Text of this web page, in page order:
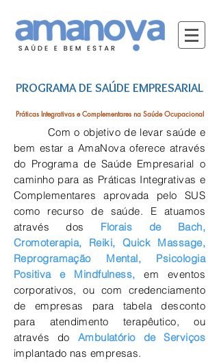
PROGRAMA DE SAÚDE EMPRESARIAL
Práticas Integrativas e Complementares na Saúde Ocupacional
Com o objetivo de levar saúde e
bem estar a AmaNova oferece através
do Programa de Saúde Empresarial o
caminho para as Práticas Integrativas e
Complementares aprovada pelo SUS
como recurso de saúde. E atuamos
através dos Florais de Bach,
Cromoterapia, Reiki, Quick Massage,
Reprogramação Mental, Psicologia
Positivae Mindfulness, em eventos
corporativos, ou com credenciamento
de empresas para tabela desconto
para atendimento terapêutico, ou
através do Ambulatório de Serviços
implantado nas empresas.